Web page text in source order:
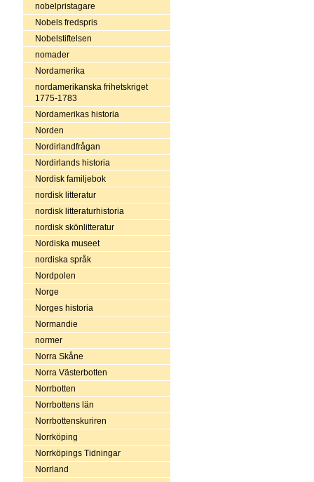
nobelpristagare
Nobels fredspris
Nobelstiftelsen
nomader
Nordamerika
nordamerikanska frihetskriget
1775-1783
Nordamerikas historia
Norden
Nordirlandfrågan
Nordirlands historia
Nordisk familjebok
nordisk litteratur
nordisk litteraturhistoria
nordisk skönlitteratur
Nordiska museet
nordiska språk
Nordpolen
Norge
Norges historia
Normandie
normer
Norra Skåne
Norra Västerbotten
Norrbotten
Norrbottens län
Norrbottenskuriren
Norrköping
Norrköpings Tidningar
Norrland